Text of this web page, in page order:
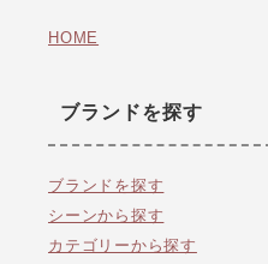
HOME
ブランドを探す
ブランドを探す
シーンから探す
カテゴリーから探す